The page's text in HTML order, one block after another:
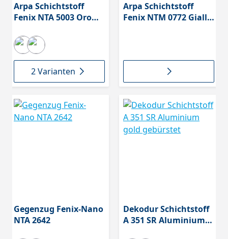
Arpa Schichtstoff
Fenix NTA 5003 Oro
2 Varianten
Arpa Schichtstoff
Fenix NTM 0772 Giallo
Gegenzug Fenix-Nano
NTA 2642
Dekodur Schichtstoff
A 351 SR Aluminium